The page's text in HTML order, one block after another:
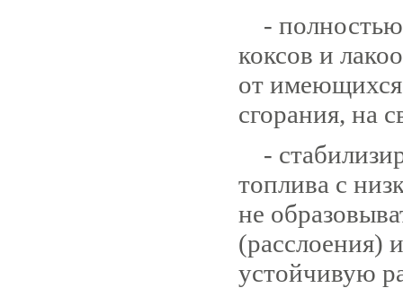
- полностью
коксов и
от имеющихся
сгорания, на
-
топлива с
не
(расслоения)
устойчивую